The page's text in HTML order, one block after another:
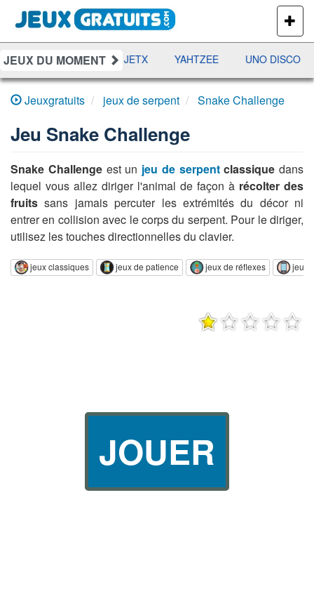
PLUS
DE
JEUX
JEUX DU MOMENT
DAMES RAMI JETX YAHTZEE UNO DISCO
Jeuxgratuits jeux de serpent Snake Challenge
Jeu Snake Challenge
Snake Challengeest un jeu de serpentclassique dans
lequel vous allez diriger l'animal de façon à récolter des
fruits sans jamais percuter les extrémités du décor ni
entrer en collision avec le corps du serpent. Pour le diriger,
utilisez les touches directionnelles du clavier.
jeux classiques jeux de patience jeux de réflexes jeux
JOUER